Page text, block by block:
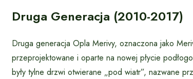
Druga Generacja (2010-2017)
Druga generacja Opla Merivy, oznaczona jako
przeprojektowane i oparte na nowej płycie
były tylne drzwi otwierane „pod wiatr”, nazwane